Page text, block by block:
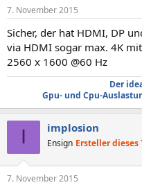
7. November 2015
Sicher, der hat HDMI, DP
via HDMI sogar max. 4K
2560 x 1600 @60 Hz
Der
Gpu- und Cpu-
I implosion
Ensign Ersteller dieses
7. November 2015